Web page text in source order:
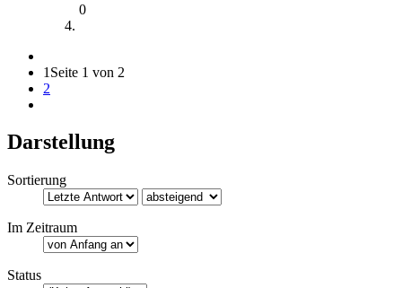
0
1 Seite 1 von 2
2
Darstellung
Sortierung
Im Zeitraum
Status